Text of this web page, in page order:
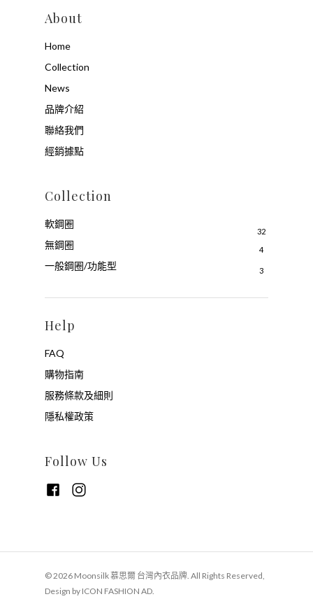
About
Home
Collection
News
品牌介紹
聯絡我們
經銷據點
Collection
軟鋼圈
32
無鋼圈 4
一般鋼圈/功能型 3
Help
FAQ
購物指南
服務條款及細則
隱私權政策
Follow Us
© 2026 Moonsilk 慕思爾 台灣內衣品牌. All Rights Reserved,
Design by ICON FASHION AD.